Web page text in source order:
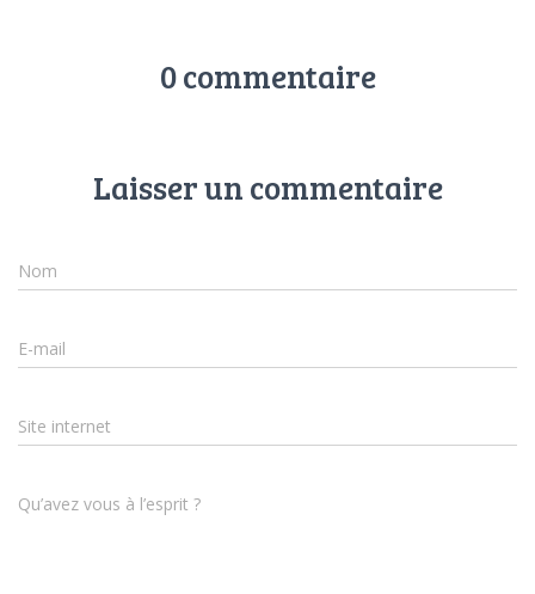
0 commentaire
Laisser un commentaire
Nom
E-mail
Site internet
Qu’avez vous à l’esprit ?